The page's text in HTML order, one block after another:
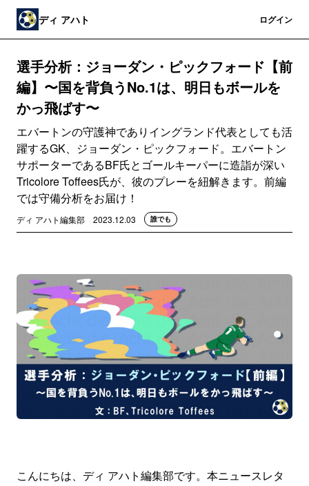
ディ アハト ログイン
選手分析：ジョーダン・ピックフォード【前
編】〜国を背負うNo.1は、明日もボールを
かっ飛ばす〜
エバートンの守護神でありイングランド代表としても活
躍するGK、ジョーダン・ピックフォード。エバートン
サポーターであるBF氏とゴールキーパーに造詣が深い
Tricolore Toffees氏が、彼のプレーを紐解きます。前編
では守備分析をお届け！
ディ アハト編集部 2023.12.03 誰でも
こんにちは、ディ アハト編集部です。本ニュースレタ